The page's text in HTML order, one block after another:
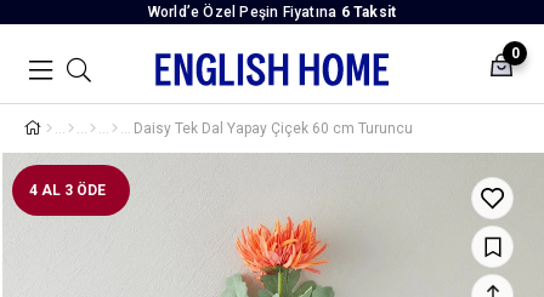
World’e Özel Peşin Fiyatına 6 Taksit
0
Daisy Tek Dal Yapay Çiçek 60 cm Turuncu
4 AL 3 ÖDE